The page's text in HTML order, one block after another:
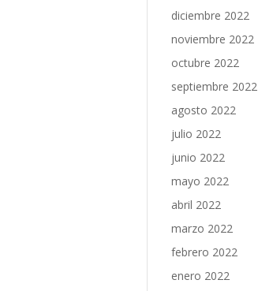
diciembre 2022
noviembre 2022
octubre 2022
septiembre 2022
agosto 2022
julio 2022
junio 2022
mayo 2022
abril 2022
marzo 2022
febrero 2022
enero 2022